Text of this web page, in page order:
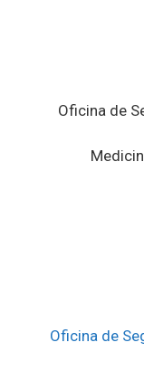
Oficina de
Oficina de